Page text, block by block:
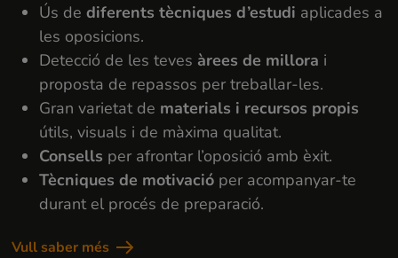
Ús de diferents tècniques d’estudi aplicades a
les oposicions.
Detecció de les teves àrees de millora i
proposta de repassos per treballar-les.
Gran varietat de materials i recursos propis
útils, visuals i de màxima qualitat.
Consells per afrontar l’oposició amb èxit.
Tècniques de motivació per acompanyar-te
durant el procés de preparació.
Vull saber més